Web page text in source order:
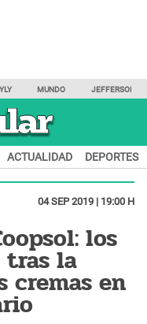
MUNDO JEFFERSON
ACTUALIDAD DEPORTES
04 SEP 2019 | 19:00 H
los
tras la
cremas en